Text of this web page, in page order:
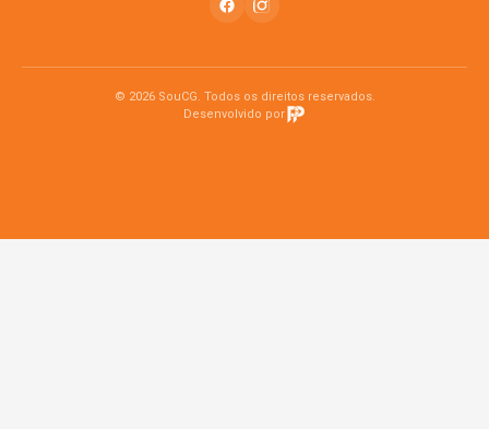
© 2026 SouCG. Todos os direitos reservados.
Desenvolvido por